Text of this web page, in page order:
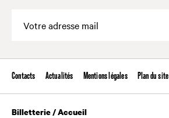
Contacts Actualités Mentions légales Plan du site
Billetterie / Accueil